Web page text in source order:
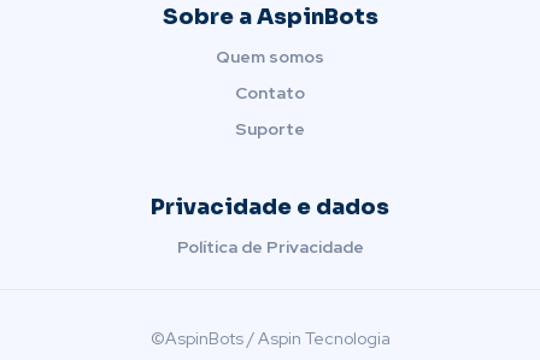
Sobre a AspinBots
Quem somos
Contato
Suporte
Privacidade e dados
Política de Privacidade
©AspinBots / Aspin Tecnologia